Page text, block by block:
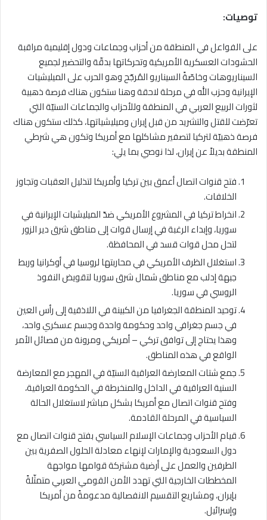
توصيات:
على الفواعل في المنطقة من أحزاب وجماعات ودول إقليمية مراقبة
الحشودات العسكرية الأمريكية وتحركاتها بدقّة والتحضير لجميع
السيناريوهات وخاصّةً السيناريو المُرجّح وهو الحرب على الميليشيات
الإيرانية وحزب الله في مرحلة لاحقة وهنا ستكون هناك فرصة ذهبية
لثورات الربيع العربي في المنطقة وللأحزاب والجماعات السنيّة التي
تعرّضت للقتل والتشريد من قبل إيران وميليشياتها، كذلك ستكون هناك
فرصة ذهبيّة لتركيا لتصفير مشاكلها مع أمريكا وتكون هي شرطي
المنطقة بديلاً عن إيران، لذا نوصي بما يلي:
فتح قنوات اتصال أعمق بين تركيا وأمريكا لتذليل العقبات وتجاوز
الخلافات.
انخراط تركيا في المشروع الأمريكي ضدّ الميليشيات الإيرانية في
سوريا، وإبداء الرغبة في إرسال قوات إلى مناطق شرق دير الزور
لتحل محل قوات قسد في المحافظة.
استغلال الظرف الأمريكي في محاربتها لروسيا في أوكرانيا وربط
جبهة إدلب مع مناطق شمال شرق سوريا لتقويض النفوذ
الروسي في سوريا.
توحيد المنطقة الجغرافيا من الكبينة في اللاذقية إلى رأس العين
في جسم جغرافي واحد وحكومة واحدة وجسم عسكري واحد،
وهذا يحتاج إلى توافق تركي – أمريكي ومرونة من فصائل الأمر
الواقع في هذه المناطق.
جمع شتات المعارضة العراقية السنيّة في المهجر مع المعارضة
السنية العراقية في الداخل والمنخرطة في الحكومة العراقية،
وفتح قنوات اتصال مع أمريكا بشكل مباشر لاستغلال الحالة
السياسية في المرحلة القادمة.
قيام الأحزاب وجماعات الإسلام السياسي بفتح قنوات اتصال مع
دول السعودية والإمارات لإنهاء معادلة الحلول الصفرية بين
الطرفين والعمل على أرضية مشتركة قوامها مواجهة
المخططات الخارجية التي تهدد الأمن القومي العربي متمثّلةً
بإيران، ومشاريع التقسيم الانفصالية مدعومةً من أمريكا
وإسرائيل.